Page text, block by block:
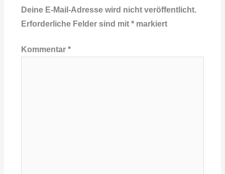
Deine E-Mail-Adresse wird nicht veröffentlicht.
Erforderliche Felder sind mit *markiert
Kommentar *